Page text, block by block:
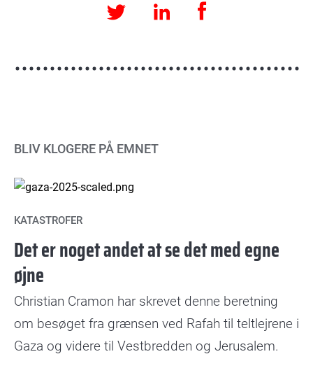
Twitter LinkedInFacebook
BLIV KLOGERE PÅ EMNET
KATASTROFER
Det er noget andet at se det med egne
øjne
Christian Cramon har skrevet denne beretning
om besøget fra grænsen ved Rafah til teltlejrene i
Gaza og videre til Vestbredden og Jerusalem.